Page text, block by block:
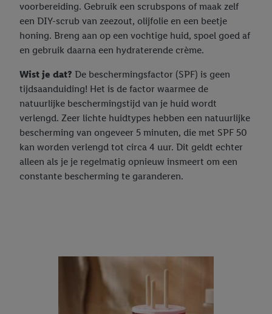
voorbereiding. Gebruik een scrubspons of maak zelf
een DIY-scrub van zeezout, olijfolie en een beetje
honing. Breng aan op een vochtige huid, spoel goed af
en gebruik daarna een hydraterende crème.
Wist je dat? De beschermingsfactor (SPF) is geen
tijdsaanduiding! Het is de factor waarmee de
natuurlijke beschermingstijd van je huid wordt
verlengd. Zeer lichte huidtypes hebben een natuurlijke
bescherming van ongeveer 5 minuten, die met SPF 50
kan worden verlengd tot circa 4 uur. Dit geldt echter
alleen als je je regelmatig opnieuw insmeert om een
constante bescherming te garanderen.